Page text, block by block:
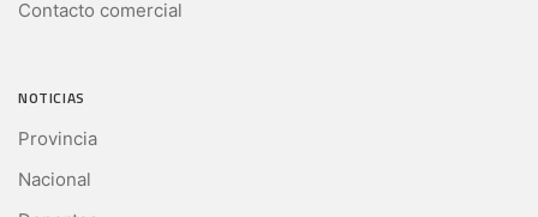
Contacto comercial
NOTICIAS
Provincia
Nacional